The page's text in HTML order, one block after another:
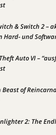
& Switch 2 –
Hard- und
Auto VI –
Beast of
2: The